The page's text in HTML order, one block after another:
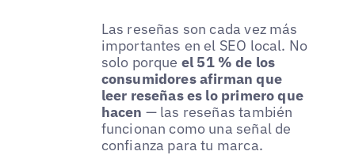
Las reseñas son cada vez más
importantes en el SEO local. No
solo porque el 51 % de los
consumidores afirman que
leer reseñas es lo primero que
hacen — las reseñas también
funcionan como una señal de
confianza para tu marca.